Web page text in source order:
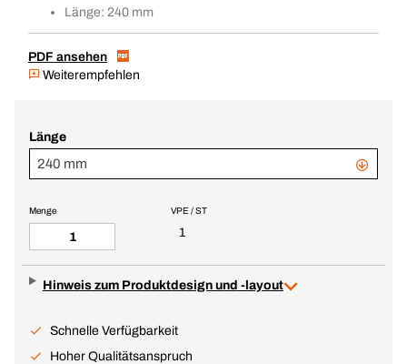
Länge: 240 mm
PDF ansehen
Weiterempfehlen
Länge
240 mm
VPE / ST
1
Menge
Hinweis zum Produktdesign und -layout
Schnelle Verfügbarkeit
Hoher Qualitätsanspruch